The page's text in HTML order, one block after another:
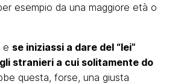
esempio da una maggiore età o
e se iniziassi a dare del “lei”
stranieri a cui solitamente do
questa, forse, una giusta